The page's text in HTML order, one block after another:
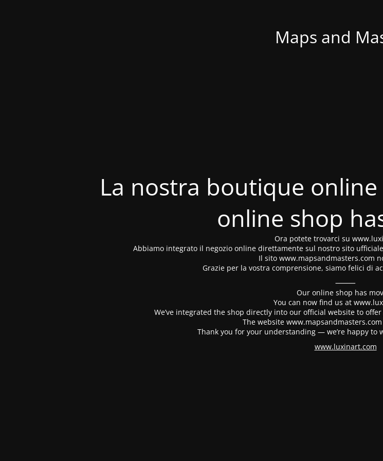
Maps and
La nostra boutique
online shop
Ora potete trovarci su
Abbiamo integrato il negozio online direttamente sul nostro sito
Il sito www.mapsandmasters.com
Grazie per la vostra comprensione, siamo felici di
⸻
Our online shop has
You can now find us at
We’ve integrated the shop directly into our official website to
The website
Thank you for your understanding — we’re happy to
www.luxinart.com